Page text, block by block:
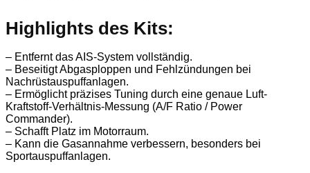
Highlights des Kits:
– Entfernt das AIS-System vollständig.
– Beseitigt Abgasploppen und Fehlzündungen bei
Nachrüstauspuffanlagen.
– Ermöglicht präzises Tuning durch eine genaue Luft-
Kraftstoff-Verhältnis-Messung (A/F Ratio / Power
Commander).
– Schafft Platz im Motorraum.
– Kann die Gasannahme verbessern, besonders bei
Sportauspuffanlagen.